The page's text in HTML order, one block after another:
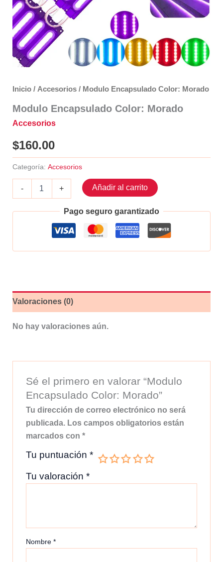
Inicio/ Accesorios/ Modulo Encapsulado Color: Morado
Modulo Encapsulado Color: Morado
Accesorios
$160.00
Categoría: Accesorios
-
Encapsulado
Morado
+ Añadir al carrito
Pago seguro garantizado
Valoraciones (0)
No hay valoraciones aún.
Sé el primero en valorar “Modulo
Encapsulado Color: Morado”
Tu dirección de correo electrónico no será
publicada. Los campos obligatorios están
marcados con*
Tu puntuación*
Tu valoración*
Nombre*